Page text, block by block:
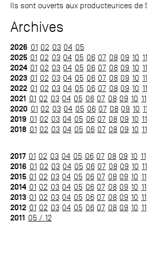
Ils sont ouverts aux producteurices de
Archives
2026 01 02 03 04 05
2025 01 02 03 04 05 06 07 08 09 10 11
2024 01 02 03 04 05 06 07 08 09 10 11
2023 01 02 03 04 05 06 07 08 09 10 11
2022 01 02 03 04 05 06 07 08 09 10 11
2021 01 02 03 04 05 06 07 08 09 10 11
2020 01 02 03 04 05 06 07 08 09 10 11
2019 01 02 03 04 05 06 07 08 09 10 11
2018 01 02 03 04 05 06 07 08 09 10 11
2017 01 02 03 04 05 06 07 08 09 10 11
2016 01 02 03 04 05 06 07 08 09 10 11
2015 01 02 03 04 05 06 07 08 09 10 11
2014 01 02 03 04 05 06 07 08 09 10 11
2013 01 02 03 04 05 06 07 08 09 10 11
2012 01 02 03 04 05 06 07 08 09 10 11
2011 05 / 12